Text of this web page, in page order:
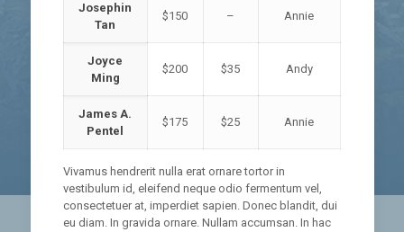
Josephin
Tan
$150 – Annie
Joyce
Ming
$200 $35 Andy
James A.
Pentel
$175 $25 Annie
Vivamus hendrerit nulla erat ornare tortor in
vestibulum id, eleifend neque odio fermentum vel,
consectetuer at, imperdiet sapien. Donec blandit, dui
eu diam. In gravida ornare. Nullam accumsan. In hac